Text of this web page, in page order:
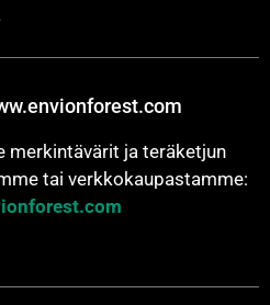
merkintävärit ja teräketjun
tai verkkokaupastamme: